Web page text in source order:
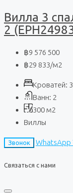
Вилла 3
2
฿9 576 500
฿29 833/м2
Кроватей: 3
Ванн: 2
300 м2
Виллы
Звонок WhatsApp
Связаться с нами